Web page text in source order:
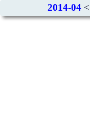
2014-04